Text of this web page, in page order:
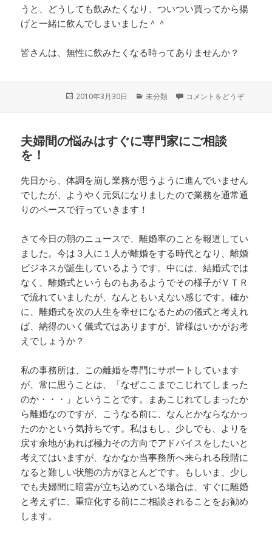
うと、どうしても飲みたくなり、ついつい買ってから揚
げと一緒に飲んでしまいました＾＾
皆さんは、無性に飲みたくなる時ってありませんか？
投
2010年3月30日
カ
ー
未分類 コメントをどうぞ
夫婦間の悩みはすぐに専門家にご相談
を！
先日から、体調を崩し業務が思うように進んでいません
でしたが、ようやく元気になりましたので業務を通常通
りのペースで行っていきます！
さて今日の朝のニュースで、離婚率のことを報道してい
ました。今は３人に１人が離婚をする時代となり、離婚
ビジネスが誕生しているようです。中には、結婚式では
なく、離婚式というものもあるようでその様子がＶＴＲ
で流れていましたが、なんともいえない感じです。確か
に、離婚式を次の人生を幸せになるための儀式と考えれ
ば、納得のいく儀式ではありますが、皆様はいかがお考
えでしょうか？
私の事務所は、この離婚を専門にサポートしています
が、常に思うことは、「なぜここまでこじれてしまった
のか・・・」ということです。まあこじれてしまったか
ら離婚なのですが、こうなる前に、なんとかならなかっ
たのかという気持ちです。私はもし、少しでも、よりを
戻す余地があれば極力その方向でアドバイスをしたいと
考えてはいますが、なかなか当事務所へ来られる段階に
なると難しい状態の方がほとんどです。もしいま、少し
でも夫婦間に暗雲が立ち込めている場合は、すぐに離婚
と考えずに、重症化する前にご相談されることをお勧め
します。